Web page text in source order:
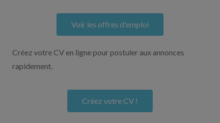
Voir les offres d'emploi
Créez votre CV en ligne pour postuler aux annonces
rapidement.
Créez votre CV !